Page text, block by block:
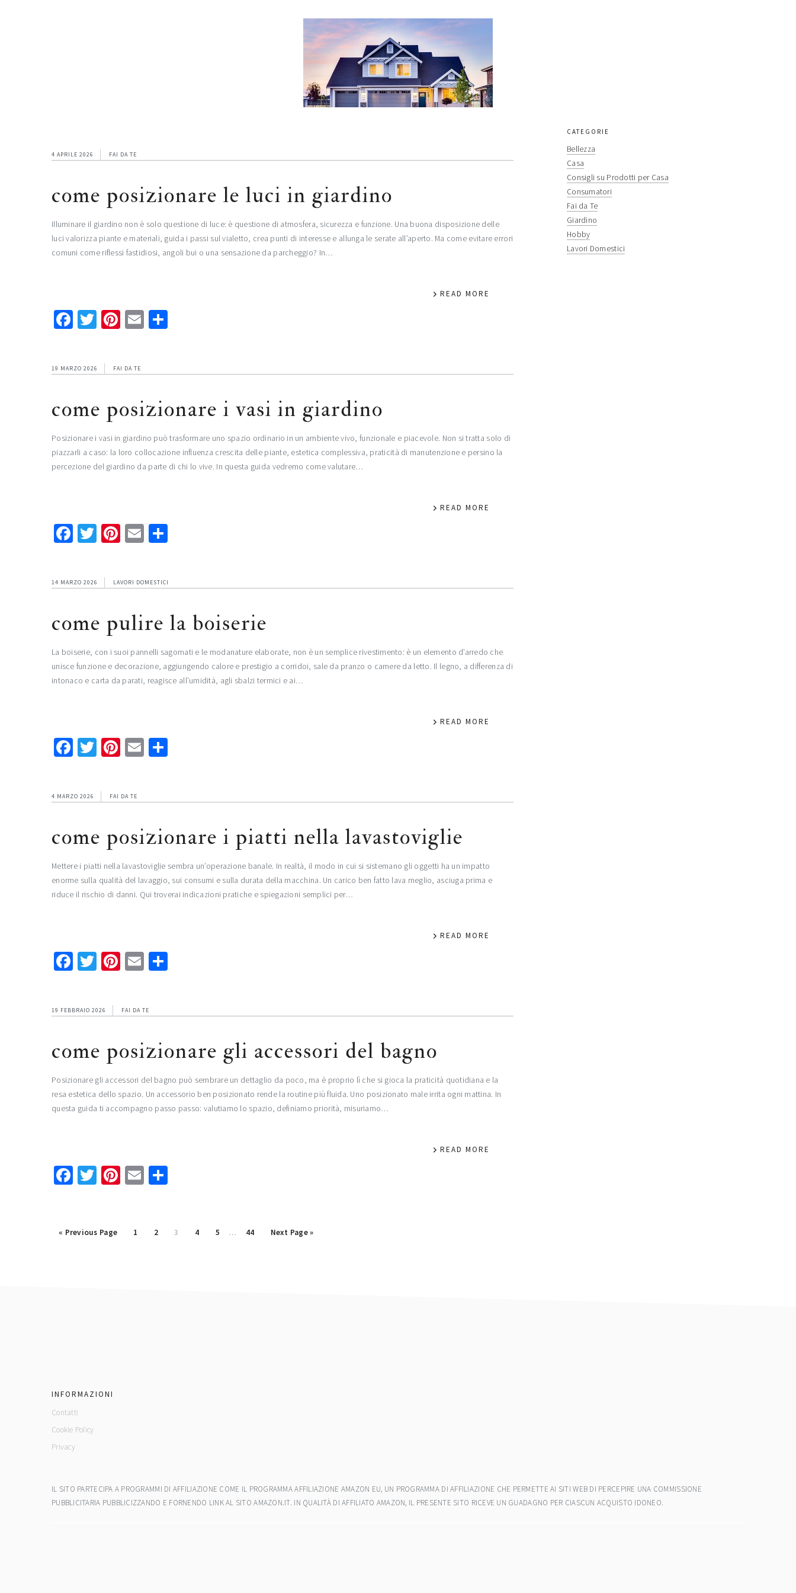
4 APRILE 2026 FAI DA TE
come posizionare le luci in giardino​
Illuminare il giardino non è solo questione di luce: è questione di atmosfera, sicurezza e funzione. Una buona disposizione delle
luci valorizza piante e materiali, guida i passi sul vialetto, crea punti di interesse e allunga le serate all’aperto. Ma come evitare errori
comuni come riflessi fastidiosi, angoli bui o una sensazione da parcheggio? In…
READ MORE
Facebook
TwitterPinterest
Email
19 MARZO 2026 FAI DA TE
come posizionare i vasi in giardino​
Posizionare i vasi in giardino può trasformare uno spazio ordinario in un ambiente vivo, funzionale e piacevole. Non si tratta solo di
piazzarli a caso: la loro collocazione influenza crescita delle piante, estetica complessiva, praticità di manutenzione e persino la
percezione del giardino da parte di chi lo vive. In questa guida vedremo come valutare…
READ MORE
Facebook
TwitterPinterest
Email
14 MARZO 2026 LAVORI DOMESTICI
come pulire la boiserie
La boiserie, con i suoi pannelli sagomati e le modanature elaborate, non è un semplice rivestimento: è un elemento d’arredo che
unisce funzione e decorazione, aggiungendo calore e prestigio a corridoi, sale da pranzo o camere da letto. Il legno, a differenza di
intonaco e carta da parati, reagisce all’umidità, agli sbalzi termici e ai…
READ MORE
Facebook
TwitterPinterest
Email
4 MARZO 2026 FAI DA TE
come posizionare i piatti nella lavastoviglie​
Mettere i piatti nella lavastoviglie sembra un’operazione banale. In realtà, il modo in cui si sistemano gli oggetti ha un impatto
enorme sulla qualità del lavaggio, sui consumi e sulla durata della macchina. Un carico ben fatto lava meglio, asciuga prima e
riduce il rischio di danni. Qui troverai indicazioni pratiche e spiegazioni semplici per…
READ MORE
Facebook
TwitterPinterest
Email
19 FEBBRAIO 2026 FAI DA TE
come posizionare gli accessori del bagno​
Posizionare gli accessori del bagno può sembrare un dettaglio da poco, ma è proprio lì che si gioca la praticità quotidiana e la
resa estetica dello spazio. Un accessorio ben posizionato rende la routine più fluida. Uno posizionato male irrita ogni mattina. In
questa guida ti accompagno passo passo: valutiamo lo spazio, definiamo priorità, misuriamo…
READ MORE
Facebook
TwitterPinterest
Email
« Go
Previous Page Page
1 Page
2 Page
3 Page
4 Page
5 … Page
44
Go
Next Page »
primary
sidebar
CATEGORIE
Bellezza
Casa
Consigli su Prodotti per Casa
Consumatori
Fai da Te
Giardino
Hobby
Lavori Domestici
INFORMAZIONI
Contatti
Cookie Policy
Privacy
IL SITO PARTECIPA A PROGRAMMI DI AFFILIAZIONE COME IL PROGRAMMA AFFILIAZIONE AMAZON EU, UN PROGRAMMA DI AFFILIAZIONE CHE PERMETTE AI SITI WEB DI PERCEPIRE UNA COMMISSIONE
PUBBLICITARIA PUBBLICIZZANDO E FORNENDO LINK AL SITO AMAZON.IT. IN QUALITÀ DI AFFILIATO AMAZON, IL PRESENTE SITO RICEVE UN GUADAGNO PER CIASCUN ACQUISTO IDONEO.